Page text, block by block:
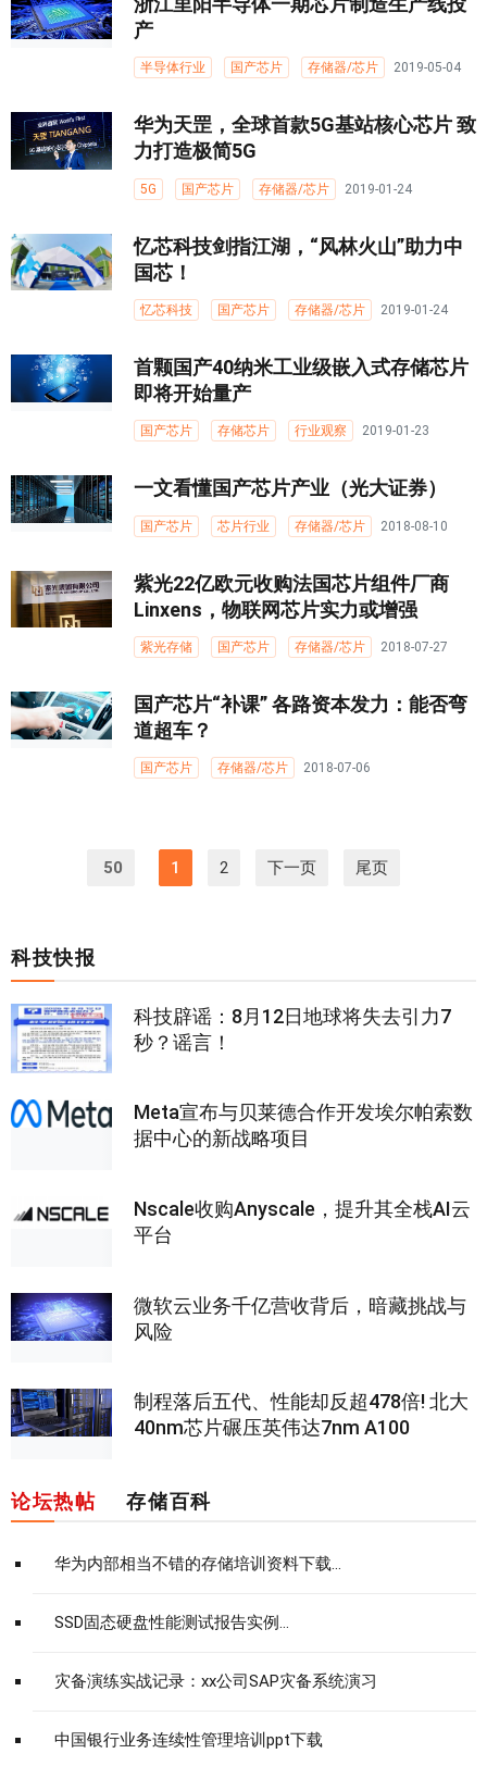
产
半导体行业 国产芯片 存储器/芯片 2019-05-04
华为天罡，全球首款5G基站核心芯片 致
力打造极简5G
5G 国产芯片 存储器/芯片 2019-01-24
忆芯科技剑指江湖，“风林火山”助力中
国芯！
忆芯科技 国产芯片 存储器/芯片 2019-01-24
首颗国产40纳米工业级嵌入式存储芯片
即将开始量产
国产芯片 存储芯片 行业观察 2019-01-23
一文看懂国产芯片产业（光大证券）
国产芯片 芯片行业 存储器/芯片 2018-08-10
紫光22亿欧元收购法国芯片组件厂商
Linxens，物联网芯片实力或增强
紫光存储 国产芯片 存储器/芯片 2018-07-27
国产芯片“补课” 各路资本发力：能否弯
道超车？
国产芯片 存储器/芯片 2018-07-06
50 1 2 下一页 尾页
科技快报
科技辟谣：8月12日地球将失去引力7
秒？谣言！
Meta宣布与贝莱德合作开发埃尔帕索数
据中心的新战略项目
Nscale收购Anyscale，提升其全栈AI云
平台
微软云业务千亿营收背后，暗藏挑战与
风险
制程落后五代、性能却反超478倍! 北大
40nm芯片碾压英伟达7nm A100
论坛热帖 存储百科
华为内部相当不错的存储培训资料下载...
SSD固态硬盘性能测试报告实例...
灾备演练实战记录：xx公司SAP灾备系统演习
中国银行业务连续性管理培训ppt下载